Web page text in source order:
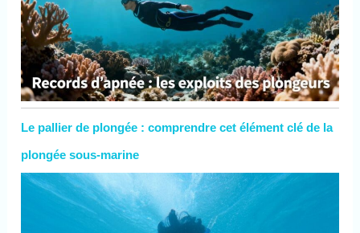
Le pallier de plongée : comprendre cet élément clé de la
plongée sous-marine